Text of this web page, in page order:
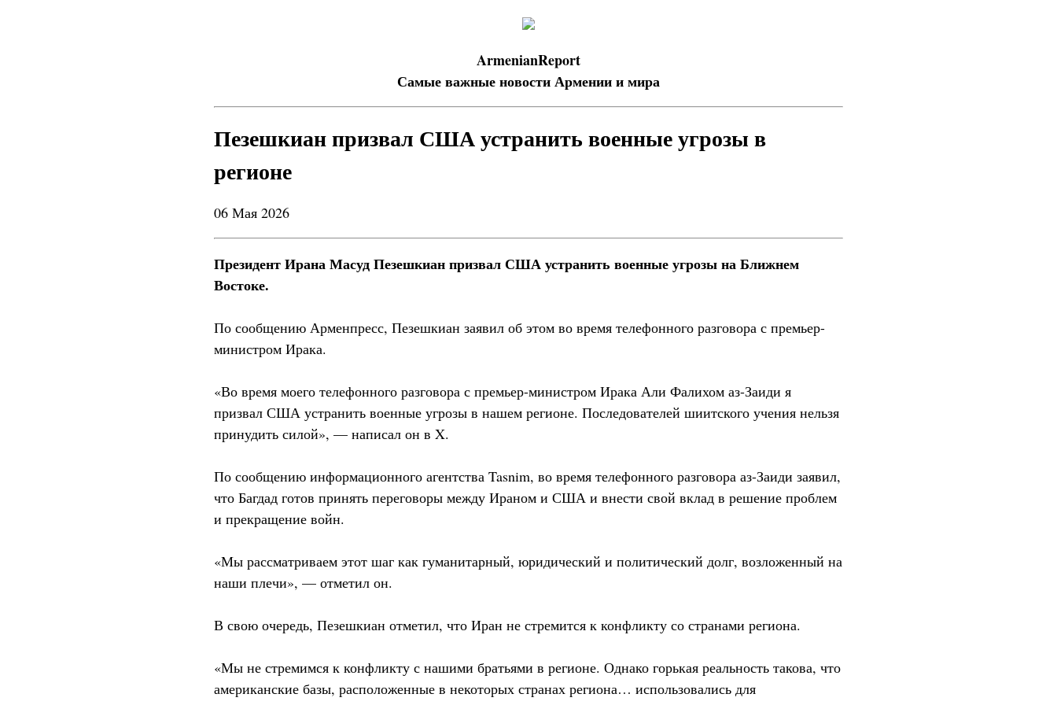
ArmenianReport
Самые важные новости Армении и мира
Пезешкиан призвал США устранить военные угрозы в
регионе
06 Мая 2026
Президент Ирана Масуд Пезешкиан призвал США устранить военные угрозы на Ближнем
Востоке.
По сообщению Арменпресс, Пезешкиан заявил об этом во время телефонного разговора с премьер-
министром Ирака.
«Во время моего телефонного разговора с премьер-министром Ирака Али Фалихом аз-Заиди я
призвал США устранить военные угрозы в нашем регионе. Последователей шиитского учения нельзя
принудить силой», — написал он в X.
По сообщению информационного агентства Tasnim, во время телефонного разговора аз-Заиди заявил,
что Багдад готов принять переговоры между Ираном и США и внести свой вклад в решение проблем
и прекращение войн.
«Мы рассматриваем этот шаг как гуманитарный, юридический и политический долг, возложенный на
наши плечи», — отметил он.
В свою очередь, Пезешкиан отметил, что Иран не стремится к конфликту со странами региона.
«Мы не стремимся к конфликту с нашими братьями в регионе. Однако горькая реальность такова, что
американские базы, расположенные в некоторых странах региона… использовались для